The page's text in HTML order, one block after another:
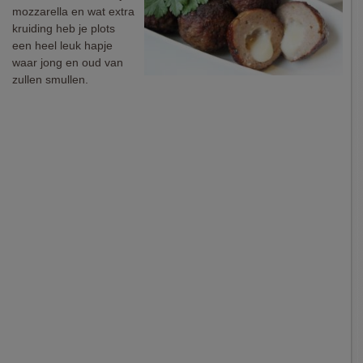
mozzarella en wat extra
kruiding heb je plots
een heel leuk hapje
waar jong en oud van
zullen smullen.